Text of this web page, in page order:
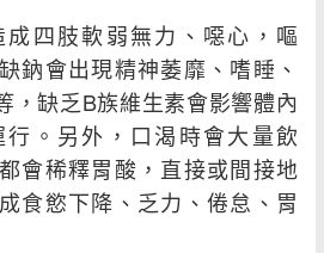
四肢軟弱無力、噁心，嘔
鈉會出現精神萎靡、嗜睡、
，缺乏B族維生素會影響體內
。另外，口渴時會大量飲
會稀釋胃酸，直接或間接地
食慾下降、乏力、倦怠、胃